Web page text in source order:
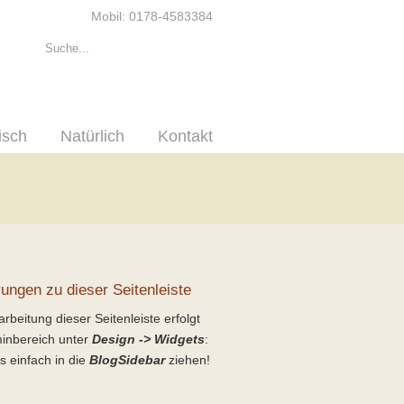
Mobil: 0178-4583384
Natürlich Kontakt
zu dieser Seitenleiste
dieser Seitenleiste erfolgt
unter Design -> Widgets:
einfach in die BlogSidebarziehen!